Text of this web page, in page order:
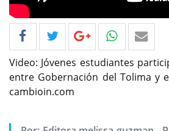
Video: Jóvenes estudiantes
entre Gobernación del Tolima y
cambioin.com